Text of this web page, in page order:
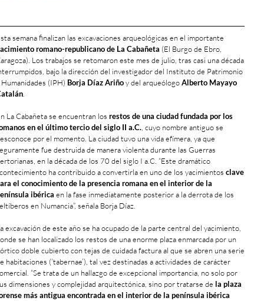
semana finalizan las excavaciones arqueológicas en el importante
romano-republicano de La Cabañeta (El Burgo de Ebro,
Los trabajos se retomaron este mes de julio, tras casi una década
bajo la dirección del investigador del Instituto de Patrimonio
Humanidades (IPH) Borja Díaz Ariñoy del arqueólogoAlberto Mayayo
La Cabañeta se encuentran los restos de una ciudad fundada por los
en el último tercio del siglo II a.C. , cuyo nombre antiguo se
por el momento. La ciudad tuvo una vida efímera, ya que
fue destruida de manera violenta durante las Guerras
en la década de los 70 del siglo I a.C. “Este dramático
ha contribuido a convertirla en uno de los yacimientos clave
el conocimiento de la presencia romana en el interior de la
ibérica en la fase inmediatamente posterior a la derrota de los
en Numancia”, señala Borja Díaz.
excavación de este año se ha ocupado de la parte central del yacimiento,
se han localizado los restos de una enorme plaza enmarcada por un
doble cubierto con tejas de cuidada factura al que se abren una serie
habitaciones (‘tabernae’), tal vez destinadas a actividades de carácter
“Se trata de un hallazgo de excepcional importancia, no solo por
dimensiones y complejidad arquitectónica, sino por tratarse de la plaza
más antigua encontrada en el interior de la península ibérica